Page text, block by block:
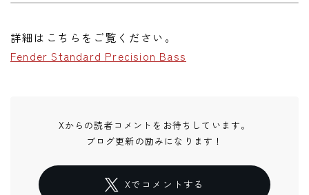
詳細はこちらをご覧ください。
Fender Standard Precision Bass
Xからの読者コメントをお待ちしています。
ブログ更新の励みになります！
Xでコメントする